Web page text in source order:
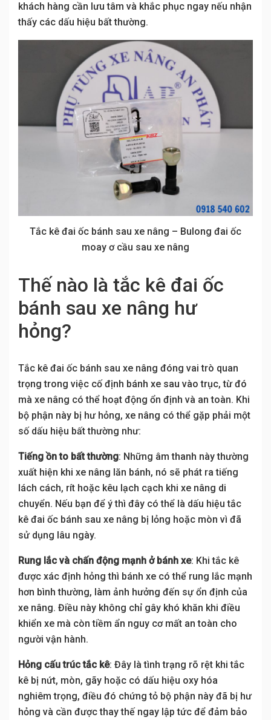
khách hàng cần lưu tâm và khắc phục ngay nếu nhận
thấy các dấu hiệu bất thường.
Tắc kê đai ốc bánh sau xe nâng – Bulong đai ốc
moay ơ cầu sau xe nâng
Thế nào là tắc kê đai ốc
bánh sau xe nâng hư
hỏng?
Tắc kê đai ốc bánh sau xe nâng đóng vai trò quan
trọng trong việc cố định bánh xe sau vào trục, từ đó
mà xe nâng có thể hoạt động ổn định và an toàn. Khi
bộ phận này bị hư hỏng, xe nâng có thể gặp phải một
số dấu hiệu bất thường như:
Tiếng ồn to bất thường: Những âm thanh này thường
xuất hiện khi xe nâng lăn bánh, nó sẽ phát ra tiếng
lách cách, rít hoặc kêu lạch cạch khi xe nâng di
chuyển. Nếu bạn để ý thì đây có thể là dấu hiệu tắc
kê đai ốc bánh sau xe nâng bị lỏng hoặc mòn vì đã
sử dụng lâu ngày.
Rung lắc và chấn động mạnh ở bánh xe: Khi tắc kê
được xác định hỏng thì bánh xe có thể rung lắc mạnh
hơn bình thường, làm ảnh hưởng đến sự ổn định của
xe nâng. Điều này không chỉ gây khó khăn khi điều
khiển xe mà còn tiềm ẩn nguy cơ mất an toàn cho
người vận hành.
Hỏng cấu trúc tắc kê: Đây là tình trạng rõ rệt khi tắc
kê bị nứt, mòn, gãy hoặc có dấu hiệu oxy hóa
nghiêm trọng, điều đó chứng tỏ bộ phận này đã bị hư
hỏng và cần được thay thế ngay lập tức để đảm bảo